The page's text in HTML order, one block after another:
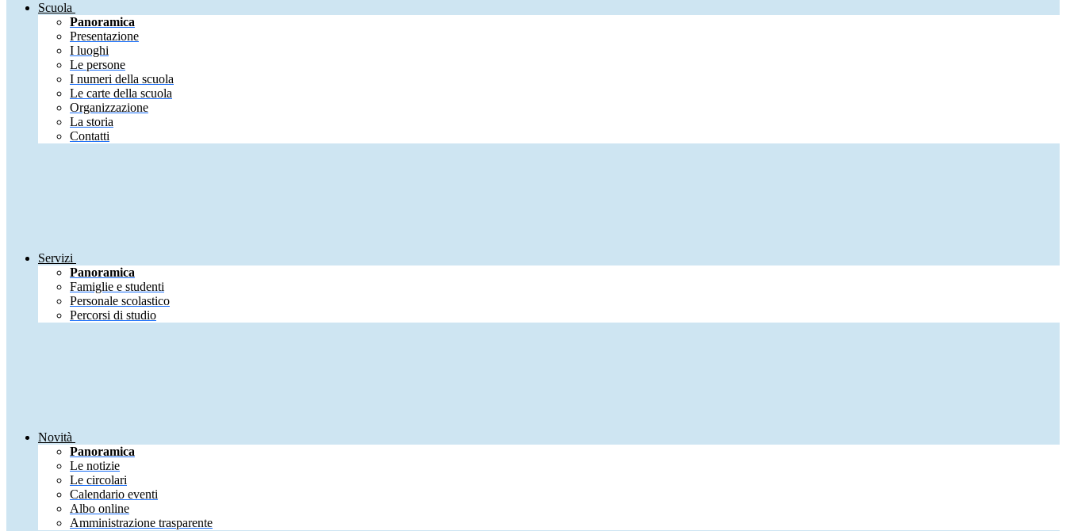
Scuola
Panoramica
Presentazione
I luoghi
Le persone
I numeri della scuola
Le carte della scuola
Organizzazione
La storia
Contatti
Servizi
Panoramica
Famiglie e studenti
Personale scolastico
Percorsi di studio
Novità
Panoramica
Le notizie
Le circolari
Calendario eventi
Albo online
Amministrazione trasparente